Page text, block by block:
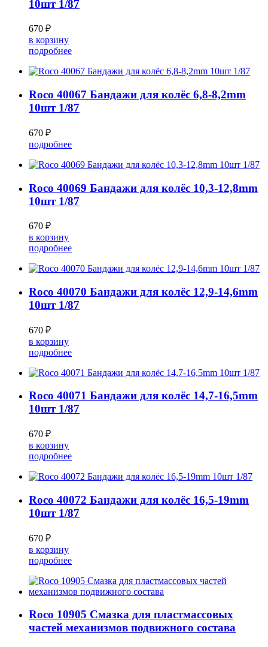
10шт 1/87
670 ₽
в корзину
подробнее
Roco 40067 Бандажи для колёс 6,8-8,2mm
10шт 1/87
670 ₽
подробнее
Roco 40069 Бандажи для колёс 10,3-12,8mm
10шт 1/87
670 ₽
в корзину
подробнее
Roco 40070 Бандажи для колёс 12,9-14,6mm
10шт 1/87
670 ₽
в корзину
подробнее
Roco 40071 Бандажи для колёс 14,7-16,5mm
10шт 1/87
670 ₽
в корзину
подробнее
Roco 40072 Бандажи для колёс 16,5-19mm
10шт 1/87
670 ₽
в корзину
подробнее
Roco 10905 Смазка для пластмассовых
частей механизмов подвижного состава